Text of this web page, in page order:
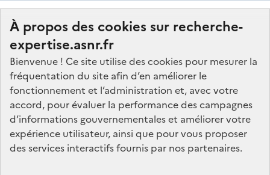
À propos des cookies sur recherche-
expertise.asnr.fr
Bienvenue ! Ce site utilise des cookies pour mesurer la
fréquentation du site afin d’en améliorer le
fonctionnement et l’administration et, avec votre
accord, pour évaluer la performance des campagnes
d’informations gouvernementales et améliorer votre
expérience utilisateur, ainsi que pour vous proposer
des services interactifs fournis par nos partenaires.
Nos marchés
Nos offres d'emploi
FAQ
Glossaire